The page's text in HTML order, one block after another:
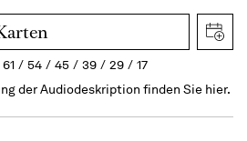
61 54 45 39 29
17
der Audiodeskription finden Sie hier.